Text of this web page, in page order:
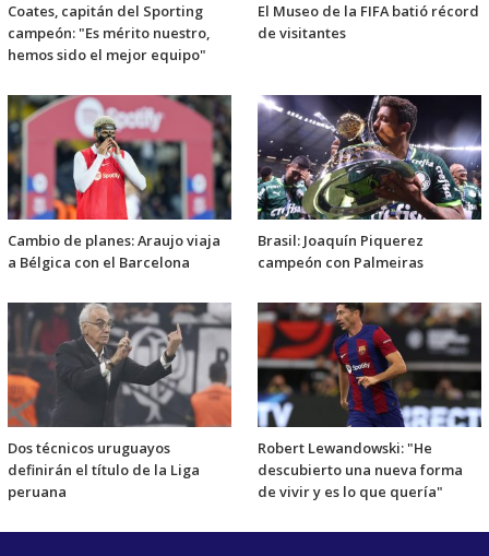
Coates, capitán del Sporting
campeón: "Es mérito nuestro,
hemos sido el mejor equipo"
El Museo de la FIFA batió récord
de visitantes
Cambio de planes: Araujo viaja
a Bélgica con el Barcelona
Brasil: Joaquín Piquerez
campeón con Palmeiras
Dos técnicos uruguayos
definirán el título de la Liga
peruana
Robert Lewandowski: "He
descubierto una nueva forma
de vivir y es lo que quería"